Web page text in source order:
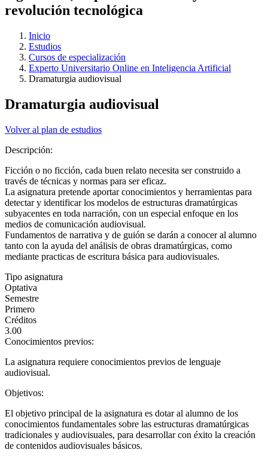
revolución tecnológica
Inicio
Estudios
Cursos de especialización
Experto Universitario Online en Inteligencia Artificial
Dramaturgia audiovisual
Dramaturgia audiovisual
Volver al plan de estudios
Descripción:
Ficción o no ficción, cada buen relato necesita ser construido a
través de técnicas y normas para ser eficaz.
La asignatura pretende aportar conocimientos y herramientas para
detectar y identificar los modelos de estructuras dramatúrgicas
subyacentes en toda narración, con un especial enfoque en los
medios de comunicación audiovisual.
Fundamentos de narrativa y de guión se darán a conocer al alumno
tanto con la ayuda del análisis de obras dramatúrgicas, como
mediante practicas de escritura básica para audiovisuales.
Tipo asignatura
Optativa
Semestre
Primero
Créditos
3.00
Conocimientos previos:
La asignatura requiere conocimientos previos de lenguaje
audiovisual.
Objetivos:
El objetivo principal de la asignatura es dotar al alumno de los
conocimientos fundamentales sobre las estructuras dramatúrgicas
tradicionales y audiovisuales, para desarrollar con éxito la creación
de contenidos audiovisuales básicos.